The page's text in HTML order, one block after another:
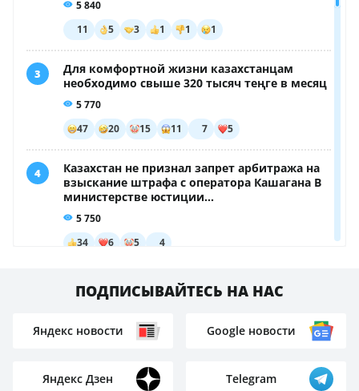
Пилота задержали после рейса, а теперь ему
грозит смертная казнь: что нашли в его сумке
Не спасла: мать и её ребёнок разбились, выпав из